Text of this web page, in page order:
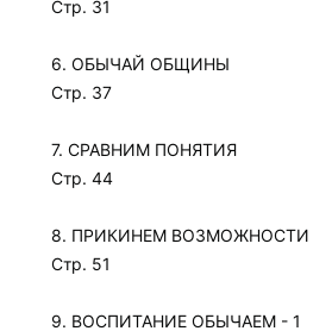
Стр. 31
6. ОБЫЧАЙ ОБЩИНЫ
Стр. 37
7. СРАВНИМ ПОНЯТИЯ
Стр. 44
8. ПРИКИНЕМ ВОЗМОЖНОСТИ
Стр. 51
9. ВОСПИТАНИЕ ОБЫЧАЕМ - 1